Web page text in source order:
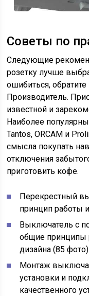
Советы по
Следующие
розетку лучше
ошибиться,
Производитель.
известной и
Наиболее
Tantos, ORCAM и
смысла покупать
отключения
приготовить кофе.
Перекрестный
принцип работы
Выключатель с
общие принципы
дизайна (85 фото)
Монтаж
установки и
качественного